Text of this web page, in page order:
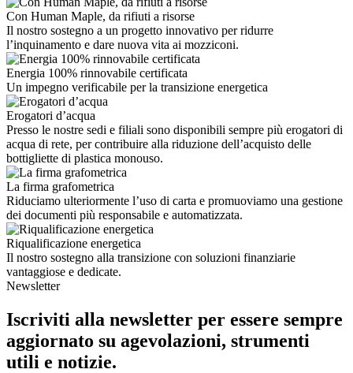
Con Human Maple, da rifiuti a risorse
Il nostro sostegno a un progetto innovativo per ridurre
l’inquinamento e dare nuova vita ai mozziconi.
Energia 100% rinnovabile certificata
Un impegno verificabile per la transizione energetica
Erogatori d’acqua
Presso le nostre sedi e filiali sono disponibili sempre più erogatori di
acqua di rete, per contribuire alla riduzione dell’acquisto delle
bottigliette di plastica monouso.
La firma grafometrica
Riduciamo ulteriormente l’uso di carta e promuoviamo una gestione
dei documenti più responsabile e automatizzata.
Riqualificazione energetica
Il nostro sostegno alla transizione con soluzioni finanziarie
vantaggiose e dedicate.
Newsletter
Iscriviti alla newsletter per essere sempre
aggiornato su agevolazioni, strumenti
utili e notizie.